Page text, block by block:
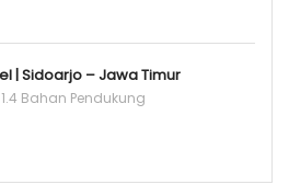
| Sidoarjo – Jawa Timur
1.4 Bahan Pendukung